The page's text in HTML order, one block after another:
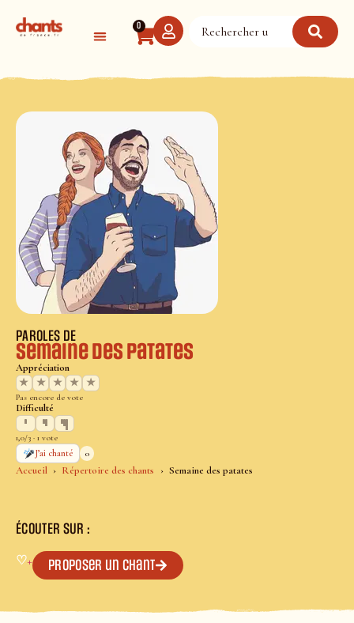
0
Accueil Répertoire des chants Semaine des patates
PAROLES DE
Semaine des patates
Appréciation
★
★ ★ ★ ★
Pas encore de vote
Difficulté
1,0/3 · 1 vote
J’ai chanté
0
ÉCOUTER SUR :
♡+ Proposer un chant